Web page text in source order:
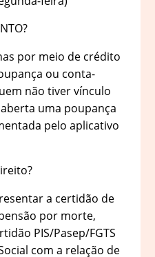
por meio de crédito
ou conta-
não tiver vínculo
uma poupança
pelo aplicativo
a certidão de
por morte,
PIS/Pasep/FGTS
com a relação de